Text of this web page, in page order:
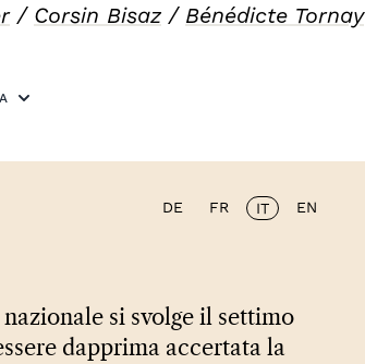
/ Corsin Bisaz / Bénédicte Tornay
DE FR IT EN
si svolge il settimo
dapprima accertata la